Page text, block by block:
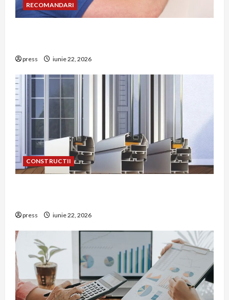
RECOMANDARI
press iunie 22, 2026
CONSTRUCTII
press iunie 22, 2026